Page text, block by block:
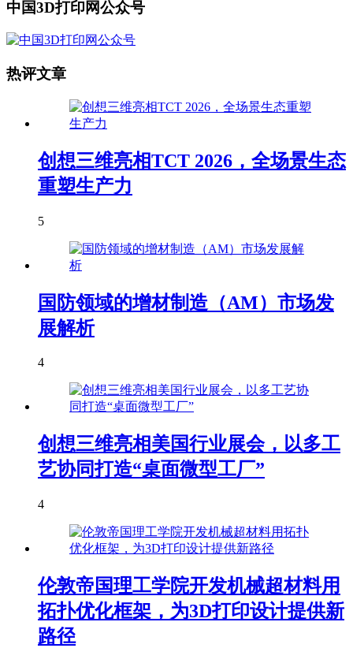
中国3D打印网公众号
热评文章
创想三维亮相TCT 2026，全场景生态
重塑生产力
5
国防领域的增材制造（AM）市场发
展解析
4
创想三维亮相美国行业展会，以多工
艺协同打造“桌面微型工厂”
4
伦敦帝国理工学院开发机械超材料用
拓扑优化框架，为3D打印设计提供新
路径